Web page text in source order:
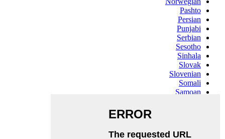
Pashto
Persian
Punjabi
Serbian
Sesotho
Sinhala
Slovak
Slovenian
Somali
Samoan
Swahili